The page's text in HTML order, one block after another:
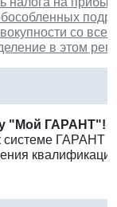
со
в этом
"Мой ГАРАНТ"!
системе ГАРАНТ